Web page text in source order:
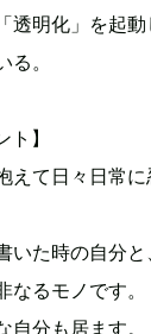
透明化」を起
。
】
えて日々日常
いた時の自分
るモノです。
分も居ます。